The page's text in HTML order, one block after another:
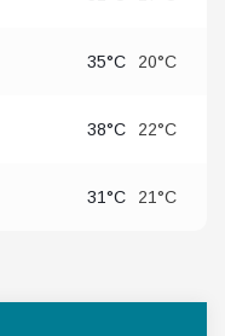
35°C 20°C
38°C 22°C
31°C 21°C